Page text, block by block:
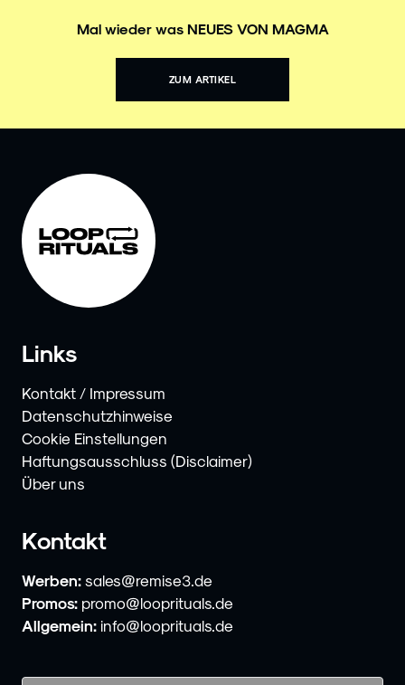
Mal wieder was NEUES VON MAGMA
ZUM ARTIKEL
Links
Kontakt / Impressum
Datenschutzhinweise
Cookie Einstellungen
Haftungsausschluss (Disclaimer)
Über uns
Kontakt
Werben: sales@remise3.de
Promos: promo@looprituals.de
Allgemein: info@looprituals.de